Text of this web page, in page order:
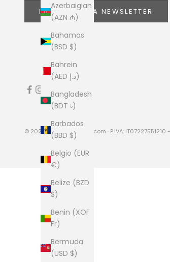
Azerbaigian
(AZN ₼)
Bahamas
(BSD $)
Bahrein
(AED د.إ)
Bangladesh
(BDT ৳)
Barbados
(BBD $)
Belgio (EUR
€)
Belize (BZD
$)
Benin (XOF
Fr)
Bermuda
(USD $)
ISCRIVITI ALLA NEWSLETTER
© 2026 - LuxGentleman.com · P.IVA: IT07227551210 -